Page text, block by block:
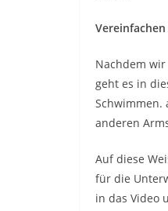
Nachdem
geht es in
Schwimmen.
anderen
Auf diese
für die
in das Video